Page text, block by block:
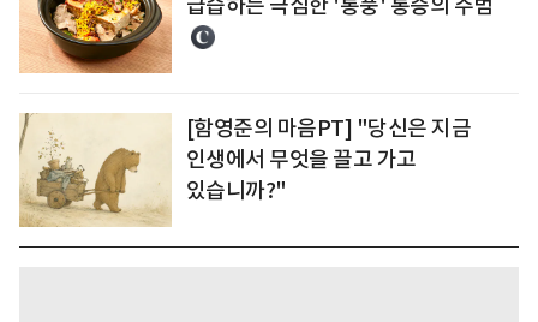
[함영준의 마음PT] "당신은 지금
인생에서 무엇을 끌고 가고
있습니까?"